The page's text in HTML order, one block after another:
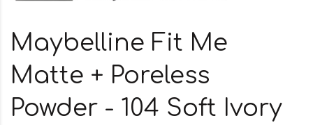
Maybelline Fit Me
Matte + Poreless
Powder - 104 Soft Ivory